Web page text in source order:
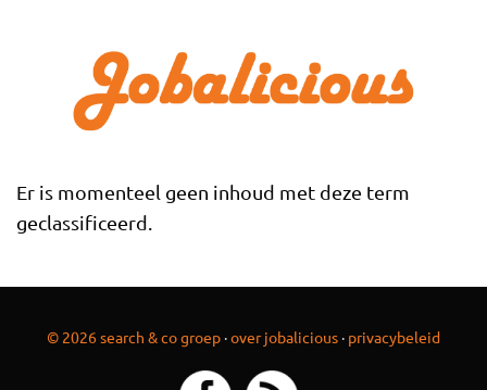
Er is momenteel geen inhoud met deze term
geclassificeerd.
© 2026 search & co groep ·over jobalicious · privacybeleid